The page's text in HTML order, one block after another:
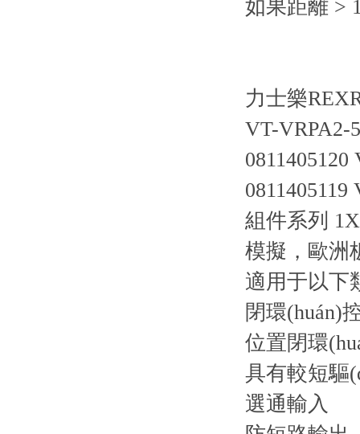
如果距離 >
力士樂
VT-VRPA2-
0811405120
0811405119
組件系列 1X
模擬，歐洲
適用于以下
閉環(huán)
位置閉環
具有較短驅
選通輸入